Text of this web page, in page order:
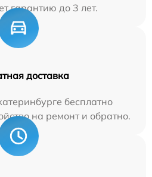
гарантию до 3 лет.
доставка
бесплатно
на ремонт и обратно.